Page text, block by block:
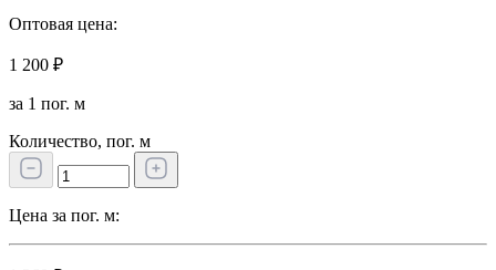
Оптовая цена:
1 200 ₽
за 1 пог. м
Количество, пог. м
Цена за пог. м: